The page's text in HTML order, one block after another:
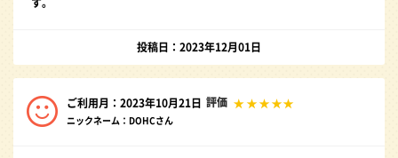
投稿日：2023年12月01日
ご利用月：2023年10月21日 評価
ニックネーム：DOHCさん